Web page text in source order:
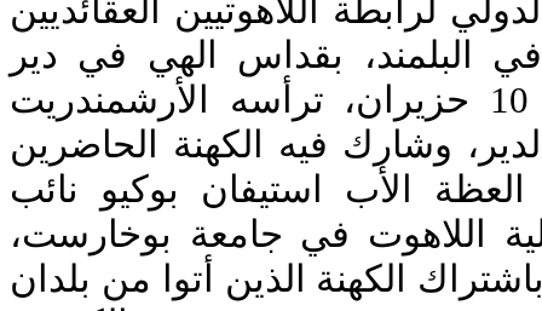
لرابطة اللاهوتيين العقائديين
البلمند، بقداس الهي في دير
سيدة البلمند يوم الأحد 10 حزيران، ترأسه الأرشمندريت
وشارك فيه الكهنة الحاضرين
الأب استيفان بوكيو نائب
اللاهوت في جامعة بوخارست،
الكهنة الذين أتوا من بلدان